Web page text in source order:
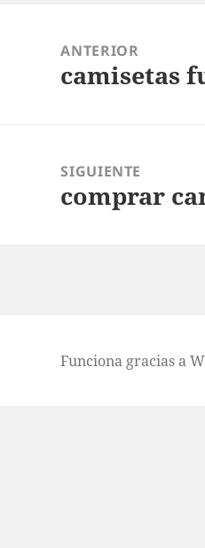
entradas
ANTERIOR
Entrada
camisetas
SIGUIENTE
Entrada
comprar
Funciona gracias a